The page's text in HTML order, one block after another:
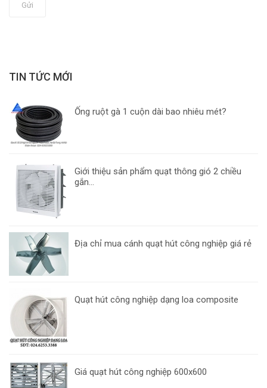
Gửi
TIN TỨC MỚI
Ống ruột gà 1 cuộn dài bao nhiêu mét?
Giới thiệu sản phẩm quạt thông gió 2 chiều
gắn...
Địa chỉ mua cánh quạt hút công nghiệp giá rẻ
Quạt hút công nghiệp dạng loa composite
Giá quạt hút công nghiệp 600x600